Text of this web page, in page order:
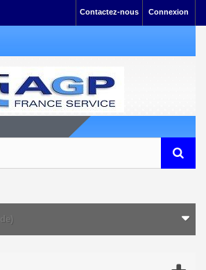
Connexion
Contactez-nous